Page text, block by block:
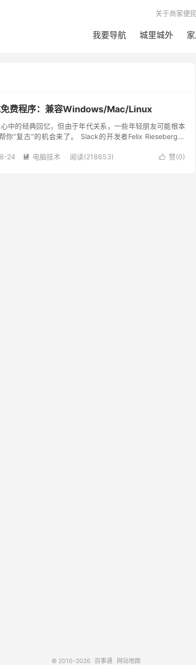
我要导航 城里城外
关于商家便
费程序：兼容Windows/Mac/Linux
中的经典回忆，但由于年代关系，一些年轻朋友可能根本
你“复古”的机会来了。 Slack的开发者Felix Rieseberg将
 赞(0)
24  电脑技术 阅读(218653)
© 2010-2026 百事通 网站地图